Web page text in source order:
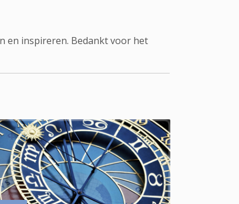
en inspireren. Bedankt voor het